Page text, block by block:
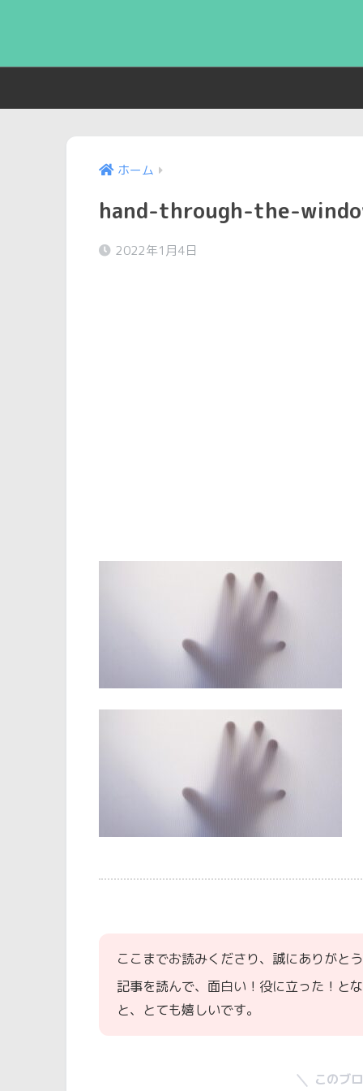
ホーム
hand-through-the-
2022年1月4日
ここまでお読みくださり、誠にありがと
記事を読んで、面白い！役に立った！と
と、とても嬉しいです。
このブ